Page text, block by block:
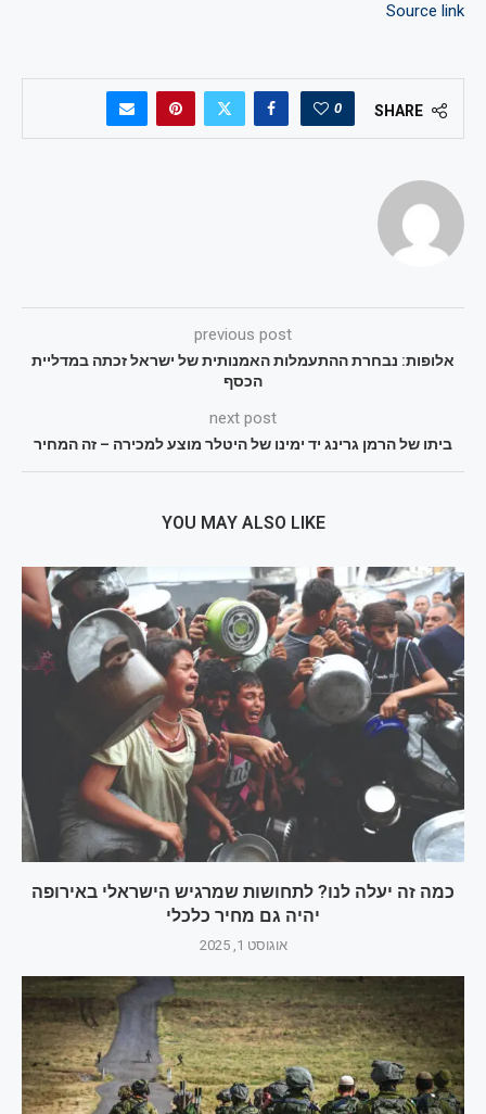
Source link
SHARE
0
previous post
אלופות: נבחרת ההתעמלות האמנותית של ישראל זכתה במדליית
הכסף
next post
ביתו של הרמן גרינג יד ימינו של היטלר מוצע למכירה – זה המחיר
YOU MAY ALSO LIKE
כמה זה יעלה לנו? לתחושות שמרגיש הישראלי באירופה
יהיה גם מחיר כלכלי
אוגוסט 1, 2025